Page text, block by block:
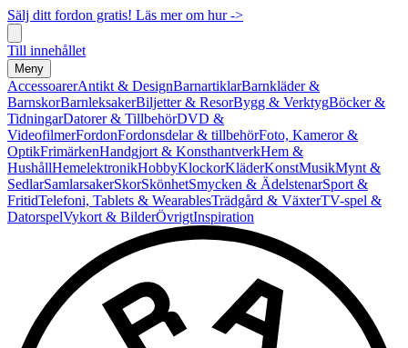
Sälj ditt fordon gratis! Läs mer om hur ->
Till innehållet
Meny
AccessoarerAntikt & DesignBarnartiklarBarnkläder &
BarnskorBarnleksakerBiljetter & ResorBygg & VerktygBöcker &
TidningarDatorer & TillbehörDVD &
VideofilmerFordonFordonsdelar & tillbehörFoto, Kameror &
OptikFrimärkenHandgjort & KonsthantverkHem &
HushållHemelektronikHobbyKlockorKläderKonstMusikMynt &
SedlarSamlarsakerSkorSkönhetSmycken & ÄdelstenarSport &
FritidTelefoni, Tablets & WearablesTrädgård & VäxterTV-spel &
DatorspelVykort & BilderÖvrigtInspiration